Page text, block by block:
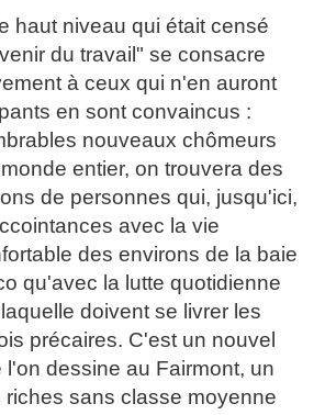
haut niveau qui était censé
du travail" se consacre
à ceux qui n'en auront
en sont convaincus :
nouveaux chômeurs
entier, on trouvera des
de personnes qui, jusqu'ici,
avec la vie
des environs de la baie
qu'avec la lutte quotidienne
doivent se livrer les
précaires. C'est un nouvel
l'on dessine au Fairmont, un
sans classe moyenne